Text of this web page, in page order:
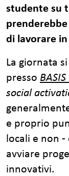
studente su
di lavorare
La giornata
presso
social
e proprio
locali e non -
avviare
innovativi.